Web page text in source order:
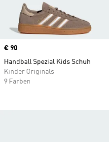
Price
€ 90
Handball Spezial Kids Schuh
Kinder Originals
9 Farben